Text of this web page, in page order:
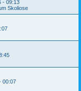
- 09:13
Skoliose
00:07